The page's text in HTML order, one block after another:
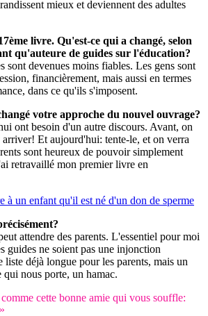
mieux et deviennent des adultes
livre. Qu'est-ce qui a changé, selon
qu'auteure de guides sur l'éducation?
sont devenues moins fiables. Les gens sont
financièrement, mais aussi en termes
dans ce qu'ils s'imposent.
votre approche du nouvel ouvrage?
ont besoin d'un autre discours. Avant, on
Et aujourd'hui: tente-le, et on verra
sont heureux de pouvoir simplement
retravaillé mon premier livre en
à un enfant qu'il est né d'un don de sperme
attendre des parents. L'essentiel pour moi
guides ne soient pas une injonction
liste déjà longue pour les parents, mais un
qui nous porte, un hamac.
cette bonne amie qui vous souffle: